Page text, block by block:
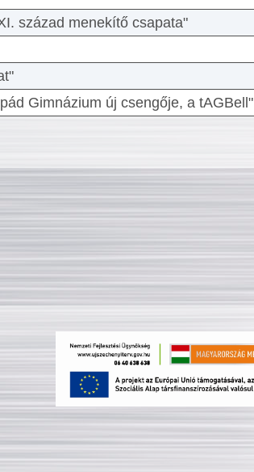
század menekítő csapata"
Gimnázium új csengője, a tAGBell"